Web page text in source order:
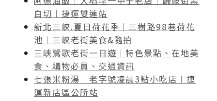
白切︱捷運雙連站
新北三峽.夏日荷花季︱三樹路98巷荷花
池︱三峽老街美食&隨拍
三峽鶯歌老街一日遊︱特色景點、在地美
食、購物必買、交通資訊
七張米粉湯︱老字號凌晨3點小吃店︱捷
運新店區公所站